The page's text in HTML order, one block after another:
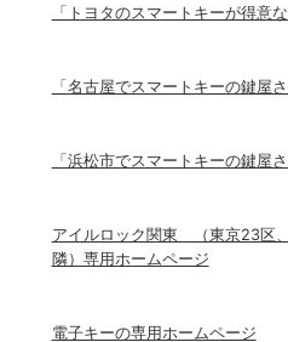
「トヨタのスマートキーが得意
「名古屋でスマートキーの鍵屋
「浜松市でスマートキーの鍵屋
アイルロック関東 （東京23区
隣）専用ホームページ
電子キーの専用ホームページ